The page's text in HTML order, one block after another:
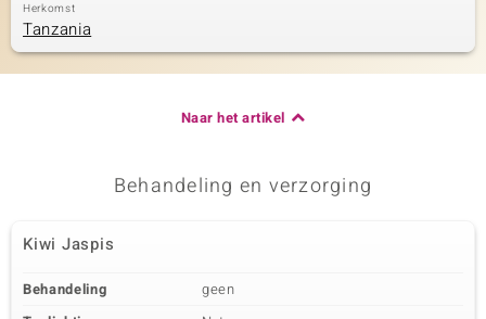
Herkomst
Tanzania
Naar het artikel
Behandeling en verzorging
Kiwi Jaspis
Behandeling
geen